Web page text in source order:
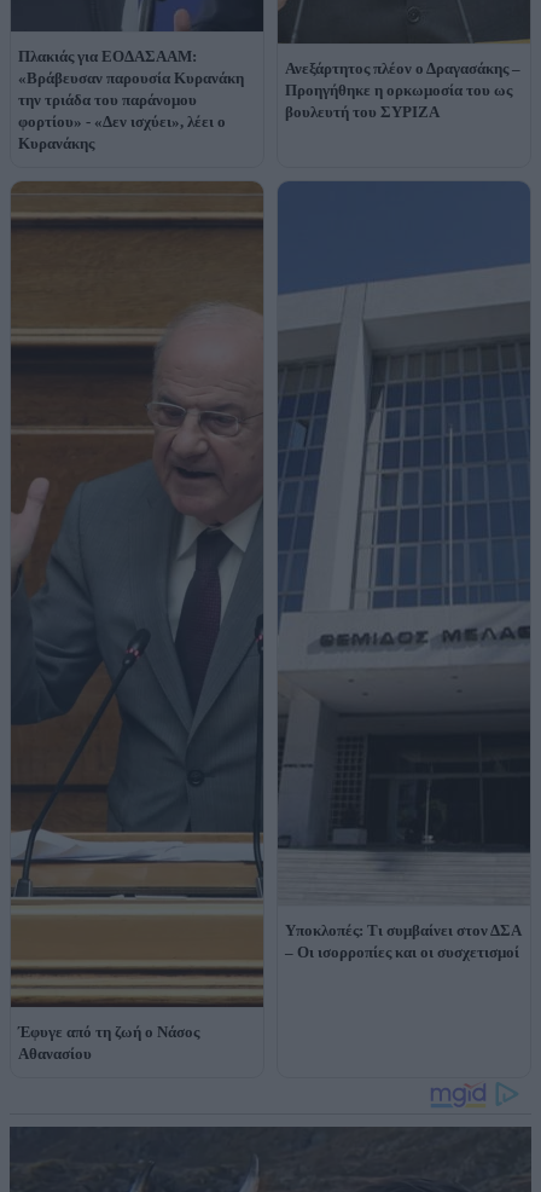
Πλακιάς για ΕΟΔΑΣΑΑΜ:
«Βράβευσαν παρουσία Κυρανάκη
την τριάδα του παράνομου
φορτίου» - «Δεν ισχύει», λέει ο
Κυρανάκης
Ανεξάρτητος πλέον ο Δραγασάκης –
Προηγήθηκε η ορκωμοσία του ως
βουλευτή του ΣΥΡΙΖΑ
Έφυγε από τη ζωή ο Νάσος
Αθανασίου
Υποκλοπές: Τι συμβαίνει στον ΔΣΑ
– Οι ισορροπίες και οι συσχετισμοί